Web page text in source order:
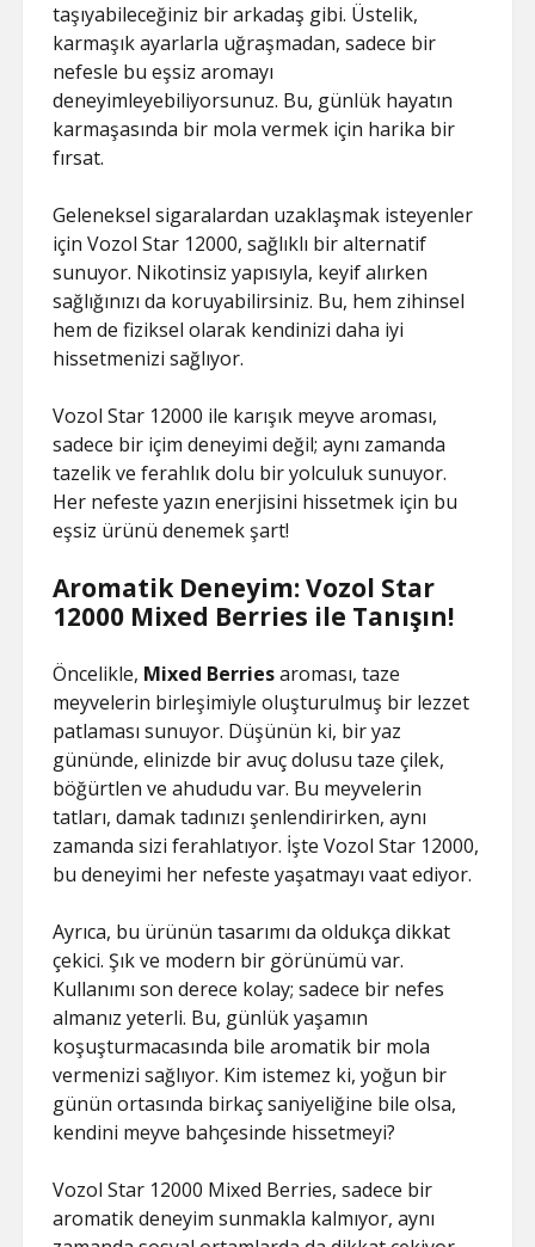
taşıyabileceğiniz bir arkadaş gibi. Üstelik,
karmaşık ayarlarla uğraşmadan, sadece bir
nefesle bu eşsiz aromayı
deneyimleyebiliyorsunuz. Bu, günlük hayatın
karmaşasında bir mola vermek için harika bir
fırsat.
Geleneksel sigaralardan uzaklaşmak isteyenler
için Vozol Star 12000, sağlıklı bir alternatif
sunuyor. Nikotinsiz yapısıyla, keyif alırken
sağlığınızı da koruyabilirsiniz. Bu, hem zihinsel
hem de fiziksel olarak kendinizi daha iyi
hissetmenizi sağlıyor.
Vozol Star 12000 ile karışık meyve aroması,
sadece bir içim deneyimi değil; aynı zamanda
tazelik ve ferahlık dolu bir yolculuk sunuyor.
Her nefeste yazın enerjisini hissetmek için bu
eşsiz ürünü denemek şart!
Aromatik Deneyim: Vozol Star
12000 Mixed Berries ile Tanışın!
Öncelikle, Mixed Berriesaroması, taze
meyvelerin birleşimiyle oluşturulmuş bir lezzet
patlaması sunuyor. Düşünün ki, bir yaz
gününde, elinizde bir avuç dolusu taze çilek,
böğürtlen ve ahududu var. Bu meyvelerin
tatları, damak tadınızı şenlendirirken, aynı
zamanda sizi ferahlatıyor. İşte Vozol Star 12000,
bu deneyimi her nefeste yaşatmayı vaat ediyor.
Ayrıca, bu ürünün tasarımı da oldukça dikkat
çekici. Şık ve modern bir görünümü var.
Kullanımı son derece kolay; sadece bir nefes
almanız yeterli. Bu, günlük yaşamın
koşuşturmacasında bile aromatik bir mola
vermenizi sağlıyor. Kim istemez ki, yoğun bir
günün ortasında birkaç saniyeliğine bile olsa,
kendini meyve bahçesinde hissetmeyi?
Vozol Star 12000 Mixed Berries, sadece bir
aromatik deneyim sunmakla kalmıyor, aynı